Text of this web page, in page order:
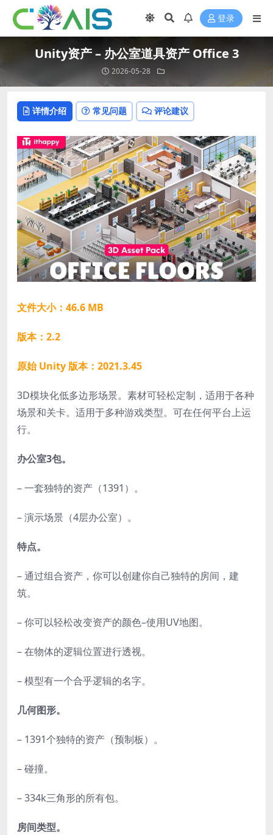
登录
Unity资产 – 办公室道具资产 Office 3
2026-05-28
详情介绍 常见问题 评论建议
文件大小：46.6 MB
版本：2.2
原始 Unity 版本：2021.3.45
3D模块化低多边形场景。素材可轻松定制，适用于各种
场景和关卡。适用于多种游戏类型。可在任何平台上运
行。
办公室3包。
– 一套独特的资产（1391）。
– 演示场景（4层办公室）。
特点。
– 通过组合资产，你可以创建你自己独特的房间，建
筑。
– 你可以轻松改变资产的颜色–使用UV地图。
– 在物体的逻辑位置进行透视。
– 模型有一个合乎逻辑的名字。
几何图形。
– 1391个独特的资产（预制板）。
– 碰撞。
– 334k三角形的所有包。
房间类型。